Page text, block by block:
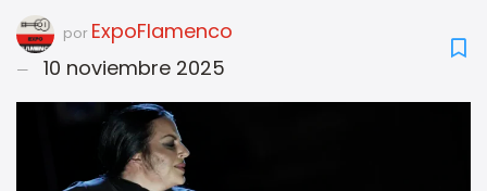
por ExpoFlamenco
10 noviembre 2025